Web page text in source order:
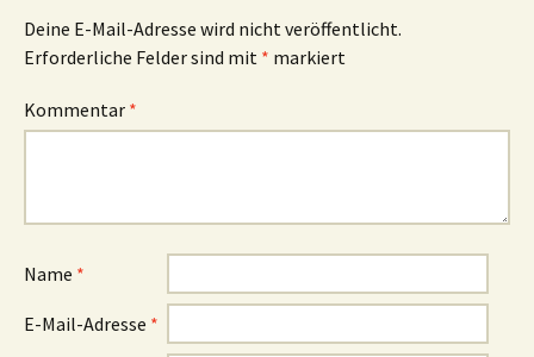
Deine E-Mail-Adresse wird nicht veröffentlicht.
Erforderliche Felder sind mit * markiert
Kommentar *
Name *
E-Mail-Adresse *